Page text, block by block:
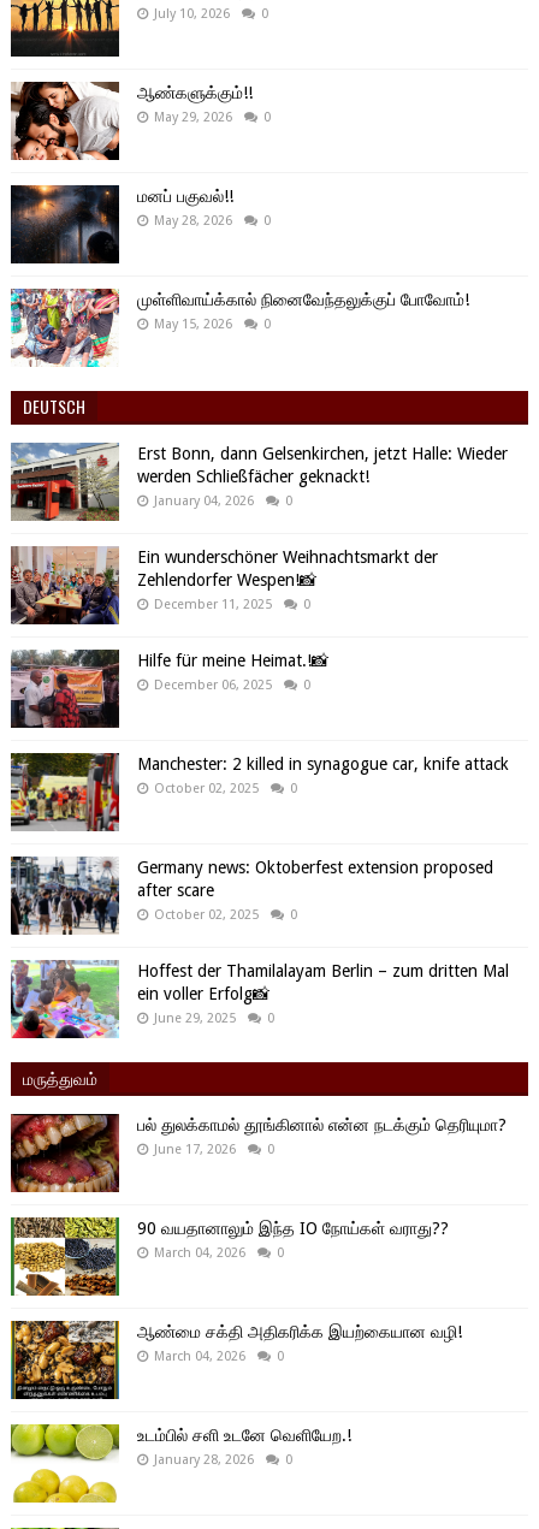
July 10, 2026 0
ஆண்களுக்கும்!!
May 29, 2026 0
மனப் பகுவல்!!
May 28, 2026 0
முள்ளிவாய்க்கால் நினைவேந்தலுக்குப் போவோம்!
May 15, 2026 0
DEUTSCH
Erst Bonn, dann Gelsenkirchen, jetzt Halle: Wieder
werden Schließfächer geknackt!
January 04, 2026 0
Ein wunderschöner Weihnachtsmarkt der
Zehlendorfer Wespen!📸
December 11, 2025 0
Hilfe für meine Heimat.!📸
December 06, 2025 0
Manchester: 2 killed in synagogue car, knife attack
October 02, 2025 0
Germany news: Oktoberfest extension proposed
after scare
October 02, 2025 0
Hoffest der Thamilalayam Berlin – zum dritten Mal
ein voller Erfolg📸
June 29, 2025 0
மருத்துவம்
பல் துலக்காமல் தூங்கினால் என்ன நடக்கும் தெரியுமா?
June 17, 2026 0
90 வயதானாலும் இந்த IO நோய்கள் வராது??
March 04, 2026 0
ஆண்மை சக்தி அதிகரிக்க இயற்கையான வழி!
March 04, 2026 0
உடம்பில் சளி உடனே வெளியேற.!
January 28, 2026 0